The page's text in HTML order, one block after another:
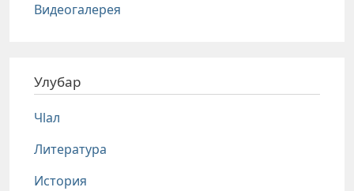
Видеогалерея
Улубар
Чlал
Литература
История